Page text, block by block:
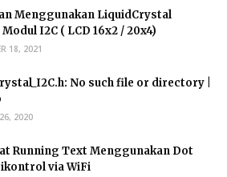
Menggunakan LiquidCrystal
I2C ( LCD 16x2 / 20x4)
18, 2021
No such file or directory |
2020
Running Text Menggunakan Dot
via WiFi